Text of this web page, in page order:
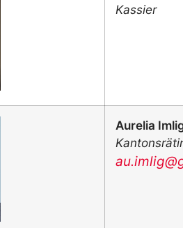
Kassier
Aurelia